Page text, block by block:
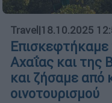
Travel |18.10.2025
Επισκεφτήκαμε
Αχαΐας και της
και ζήσαμε από
οινοτουρισμού